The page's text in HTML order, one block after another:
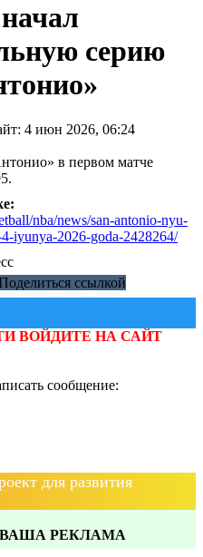
серию
4 июн 2026, 06:24
в первом матче
nba/news/san-antonio-nyu-
iyunya-2026-goda-2428264/
ссылкой
ВОЙДИТЕ НА САЙТ
сообщение:
для развития
РЕКЛАМА